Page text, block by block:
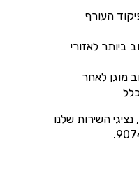
העורף
לאזורי
מוגן לאחר
השירות שלנו